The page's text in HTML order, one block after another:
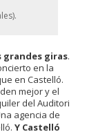
grandes giras.
en la
en Castelló.
mejor y el
del Auditori
agencia de
Y Castelló